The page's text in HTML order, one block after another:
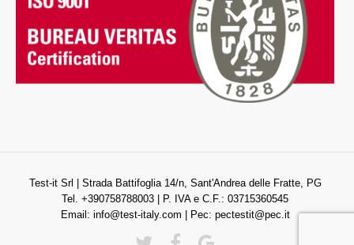
Test-it Srl | Strada Battifoglia 14/n, Sant'Andrea delle Fratte, PG
Tel. +390758788003 | P. IVA e C.F.: 03715360545
Email: info@test-italy.com | Pec: pectestit@pec.it